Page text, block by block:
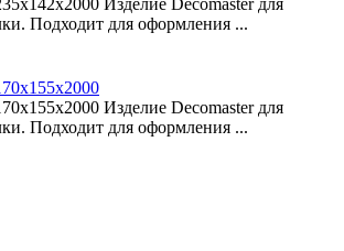
Изделие Decomaster для
Подходит для оформления ...
Изделие Decomaster для
Подходит для оформления ...